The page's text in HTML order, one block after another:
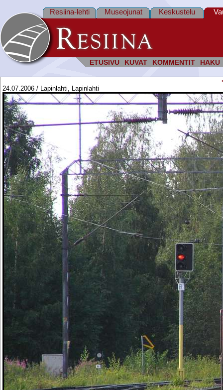
ETUSIVU KUVAT KOMMENTIT HAKU
Resiina-lehti Museojunat Keskustelu
24.07.2006 / Lapinlahti, Lapinlahti